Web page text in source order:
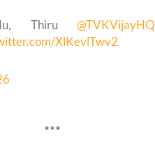
Thiru@TVKVijayHQ
XlKevlTwv2
***